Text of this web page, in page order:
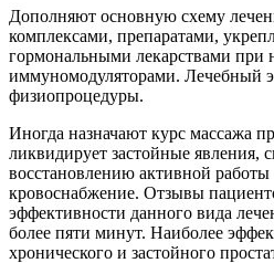
Дополняют основную схему
комплексами, препаратами,
гормональными лекарствами при
иммуномодуляторами. Лечебный
физиопроцедуры.
Иногда назначают курс массажа
ликвидирует застойные явления,
восстановлению активной работы
кровоснабжение. Отзывы
эффективности данного вида
более пяти минут. Наиболее
хронического и застойного